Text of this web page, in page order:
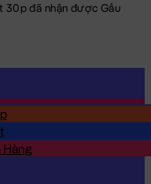
30p đã nhận được Gấu
Hàng